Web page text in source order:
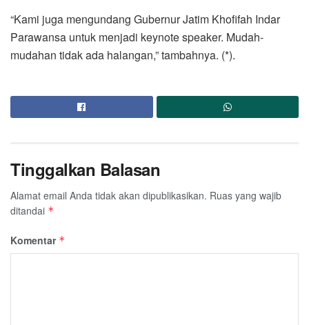
“Kami juga mengundang Gubernur Jatim Khofifah Indar
Parawansa untuk menjadi keynote speaker. Mudah-
mudahan tidak ada halangan,” tambahnya. (*).
Tinggalkan Balasan
Alamat email Anda tidak akan dipublikasikan. Ruas yang wajib
ditandai *
Komentar *